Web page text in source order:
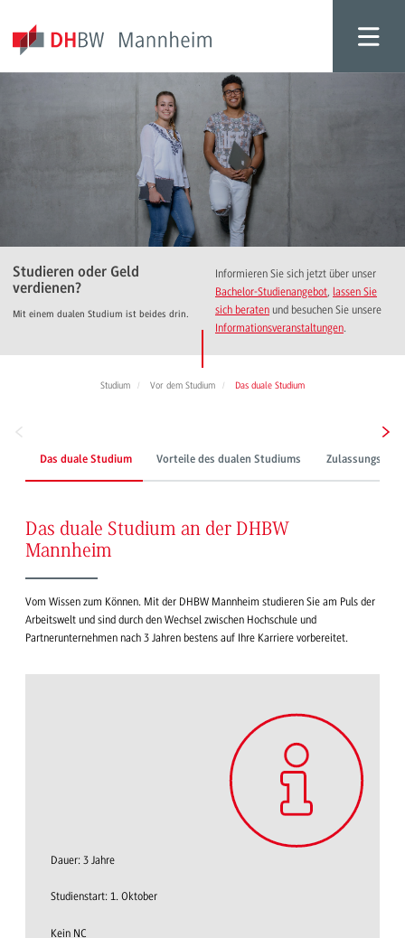
Studieren oder Geld
verdienen?
Mit einem dualen Studium ist beides drin.
Informieren Sie sich jetzt über unser
Bachelor-Studienangebot, lassen Sie
sich beraten und besuchen Sie unsere
Informationsveranstaltungen.
Studium Vor dem Studium Das duale Studium
Das duale Studium Vorteile des dualen Studiums
Das duale Studium an der DHBW
Mannheim
Vom Wissen zum Können. Mit der DHBW Mannheim studieren Sie am Puls der
Arbeitswelt und sind durch den Wechsel zwischen Hochschule und
Partnerunternehmen nach 3 Jahren bestens auf Ihre Karriere vorbereitet.
Dauer: 3 Jahre
Studienstart: 1. Oktober
Kein NC